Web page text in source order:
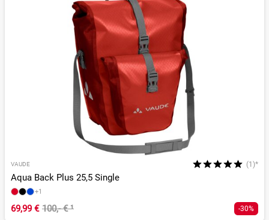
VAUDE (1)*
Aqua Back Plus 25,5 Single
+1
69,99 € 100,- €¹ -30%